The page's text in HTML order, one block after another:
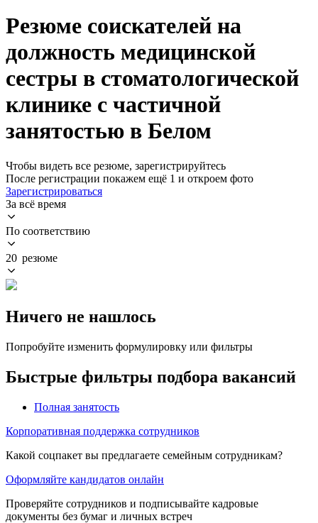
Резюме соискателей на
должность медицинской
сестры в стоматологической
клинике с частичной
занятостью в Белом
Чтобы видеть все резюме, зарегистрируйтесь
После регистрации покажем ещё 1 и откроем фото
Зарегистрироваться
За всё время
По соответствию
20 резюме
Ничего не нашлось
Попробуйте изменить формулировку или фильтры
Быстрые фильтры подбора вакансий
Полная занятость
Корпоративная поддержка сотрудников
Какой соцпакет вы предлагаете семейным сотрудникам?
Оформляйте кандидатов онлайн
Проверяйте сотрудников и подписывайте кадровые
документы без бумаг и личных встреч